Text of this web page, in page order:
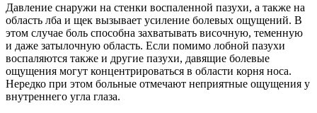
Давление снаружи на стенки воспаленной пазухи, а также на
область лба и щек вызывает усиление болевых ощущений. В
этом случае боль способна захватывать височную, теменную
и даже затылочную область. Если помимо лобной пазухи
воспаляются также и другие пазухи, давящие болевые
ощущения могут концентрироваться в области корня носа.
Нередко при этом больные отмечают неприятные ощущения у
внутреннего угла глаза.